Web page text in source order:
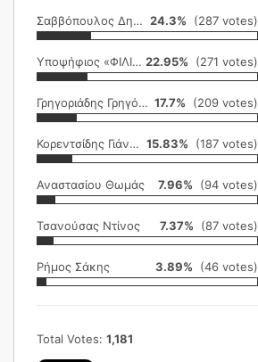
Σαββόπουλος Δημήτρης 24.3% (287 votes)
Υποψήφιος «ΦΙΛΙΚΗ ΕΤΑΙΡΕΙΑ» 22.95% (271 votes)
Γρηγοριάδης Γρηγόρης 17.7% (209 votes)
Κορεντσίδης Γιάννης 15.83% (187 votes)
Αναστασίου Θωμάς 7.96% (94 votes)
Τσανούσας Ντίνος 7.37% (87 votes)
Ρήμος Σάκης 3.89% (46 votes)
Total Votes: 1,181